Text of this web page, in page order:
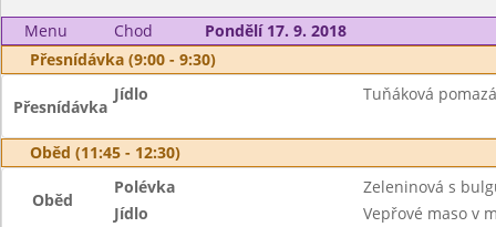
Menu Chod
Pondělí 17. 9. 2018
Přesnídávka (9:00 - 9:30)
Přesnídávka
Jídlo Tuňáková
Oběd (11:45 - 12:30)
Oběd
Polévka
Zeleninová s
Jídlo
Vepřové maso v